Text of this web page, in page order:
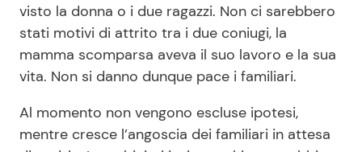
visto la donna o i due ragazzi. Non ci sarebbero
stati motivi di attrito tra i due coniugi, la
mamma scomparsa aveva il suo lavoro e la sua
vita. Non si danno dunque pace i familiari.
Al momento non vengono escluse ipotesi,
mentre cresce l’angoscia dei familiari in attesa